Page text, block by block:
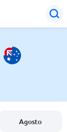
Agosto